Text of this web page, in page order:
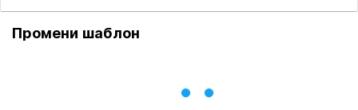
Промени шаблон